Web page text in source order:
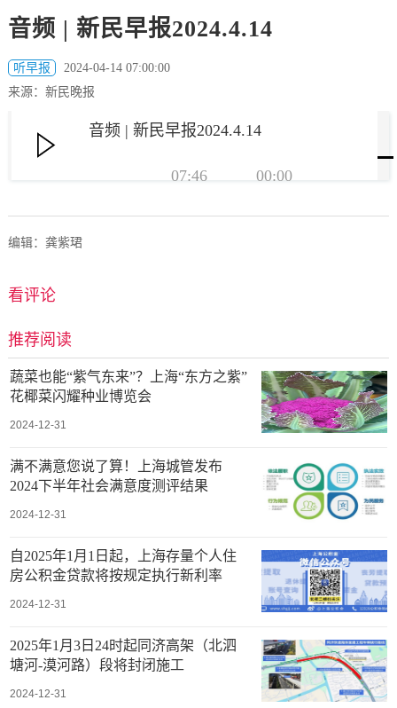
音频 | 新民早报2024.4.14
听早报
2024-04-14 07:00:00
来源：新民晚报
00:00
07:46
音频 | 新民早报2024.4.14
编辑：龚紫珺
看评论
推荐阅读
蔬菜也能“紫气东来”？上海“东方之紫”
花椰菜闪耀种业博览会
2024-12-31
满不满意您说了算！上海城管发布
2024下半年社会满意度测评结果
2024-12-31
自2025年1月1日起，上海存量个人住
房公积金贷款将按规定执行新利率
2024-12-31
2025年1月3日24时起同济高架（北泗
塘河-漠河路）段将封闭施工
2024-12-31